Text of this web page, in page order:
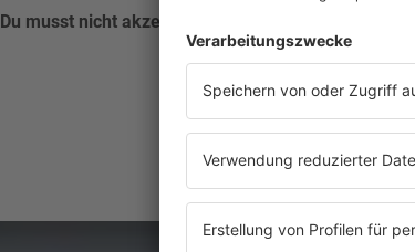
Du musst nicht akzeptieren, was dir überhaupt
Die